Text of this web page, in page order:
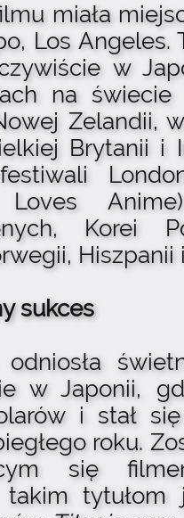
miała
Los Angeles.
w
na
Zelandii,
Brytanii i
Loves
Korei
Hiszpanii
sukces
odniosła
w Japonii,
i stał
roku.
się
takim tytułom